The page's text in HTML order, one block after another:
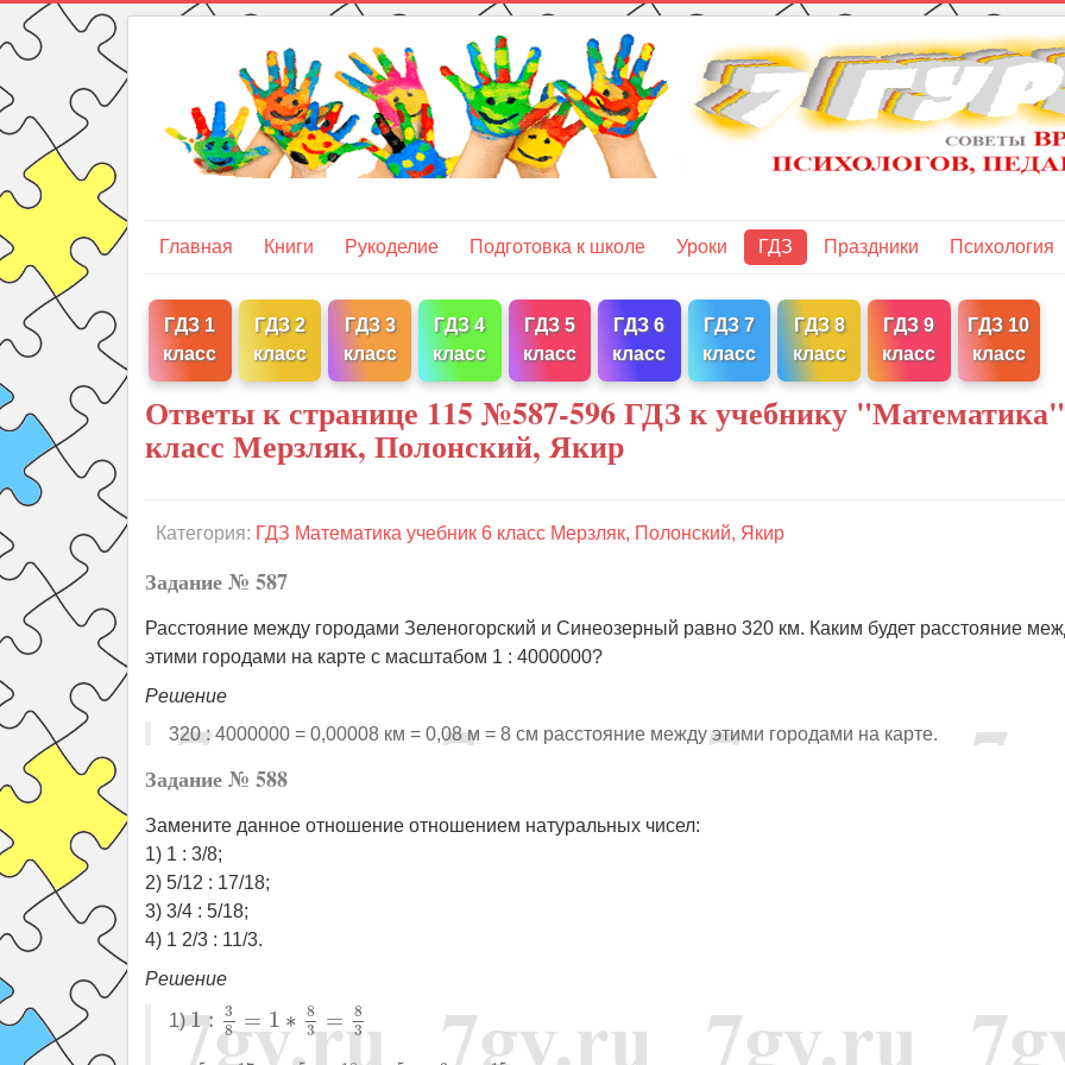
Главная Книги Рукоделие Подготовка к школе Уроки ГДЗ Праздники Психология
ГДЗ 1
класс
ГДЗ 2
класс
ГДЗ 3
класс
ГДЗ 4
класс
ГДЗ 5
класс
ГДЗ 6
класс
ГДЗ 7
класс
ГДЗ 8
класс
ГДЗ 9
класс
ГДЗ 10
класс
Ответы к странице 115 №587-596 ГДЗ к учебнику
класс Мерзляк, Полонский, Якир
Категория: ГДЗ Математика учебник 6 класс Мерзляк, Полонский, Якир
Задание № 587
Расстояние между городами Зеленогорский и Синеозерный равно 320 км. Каким будет расстояние
этими городами на карте с масштабом 1 : 4000000?
Решение
320 : 4000000 = 0,00008 км = 0,08 м = 8 см расстояние между этими городами на карте.
Задание № 588
Замените данное отношение отношением натуральных чисел:
1) 1 : 3/8;
2) 5/12 : 17/18;
3) 3/4 : 5/18;
4) 1 2/3 : 11/3.
Решение
1)1 :
3
8
= 1 ∗ 8
3
=
8
3
8 =